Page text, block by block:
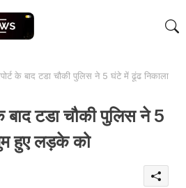
के बाद टडा चौकी पुलिस ने 5 घंटे में ढूंढ निकाला
बाद टडा चौकी पुलिस ने 5
हुए लड़के को